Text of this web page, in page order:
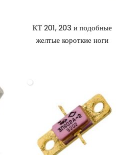
КТ 201, 203 и подобные
желтые короткие ноги